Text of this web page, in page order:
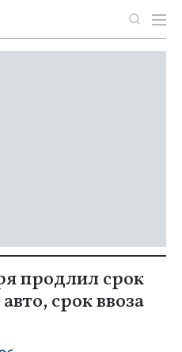
продлил срок
срок ввоза